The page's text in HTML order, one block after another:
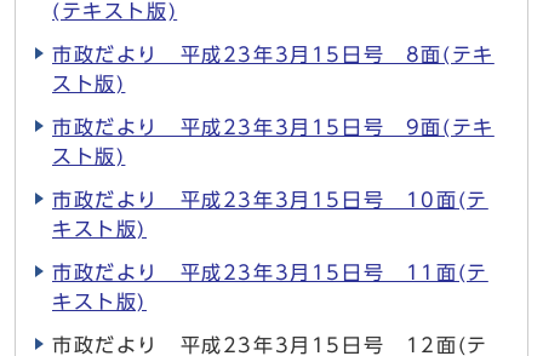
(テキスト版)
市政だより 平成23年3月15日号 8面(テキ
スト版)
市政だより 平成23年3月15日号 9面(テキ
スト版)
市政だより 平成23年3月15日号 10面(テ
キスト版)
市政だより 平成23年3月15日号 11面(テ
キスト版)
市政だより 平成23年3月15日号 12面(テ